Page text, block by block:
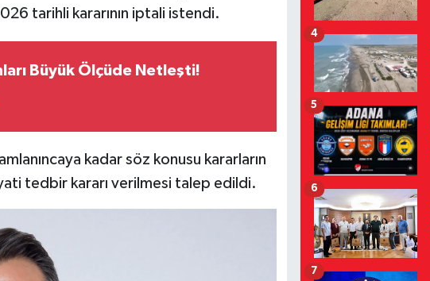
tarihli kararının iptali istendi.
Büyük Ölçüde Netleşti!
kadar söz konusu kararların
tedbir kararı verilmesi talep edildi.
4
5
6
7